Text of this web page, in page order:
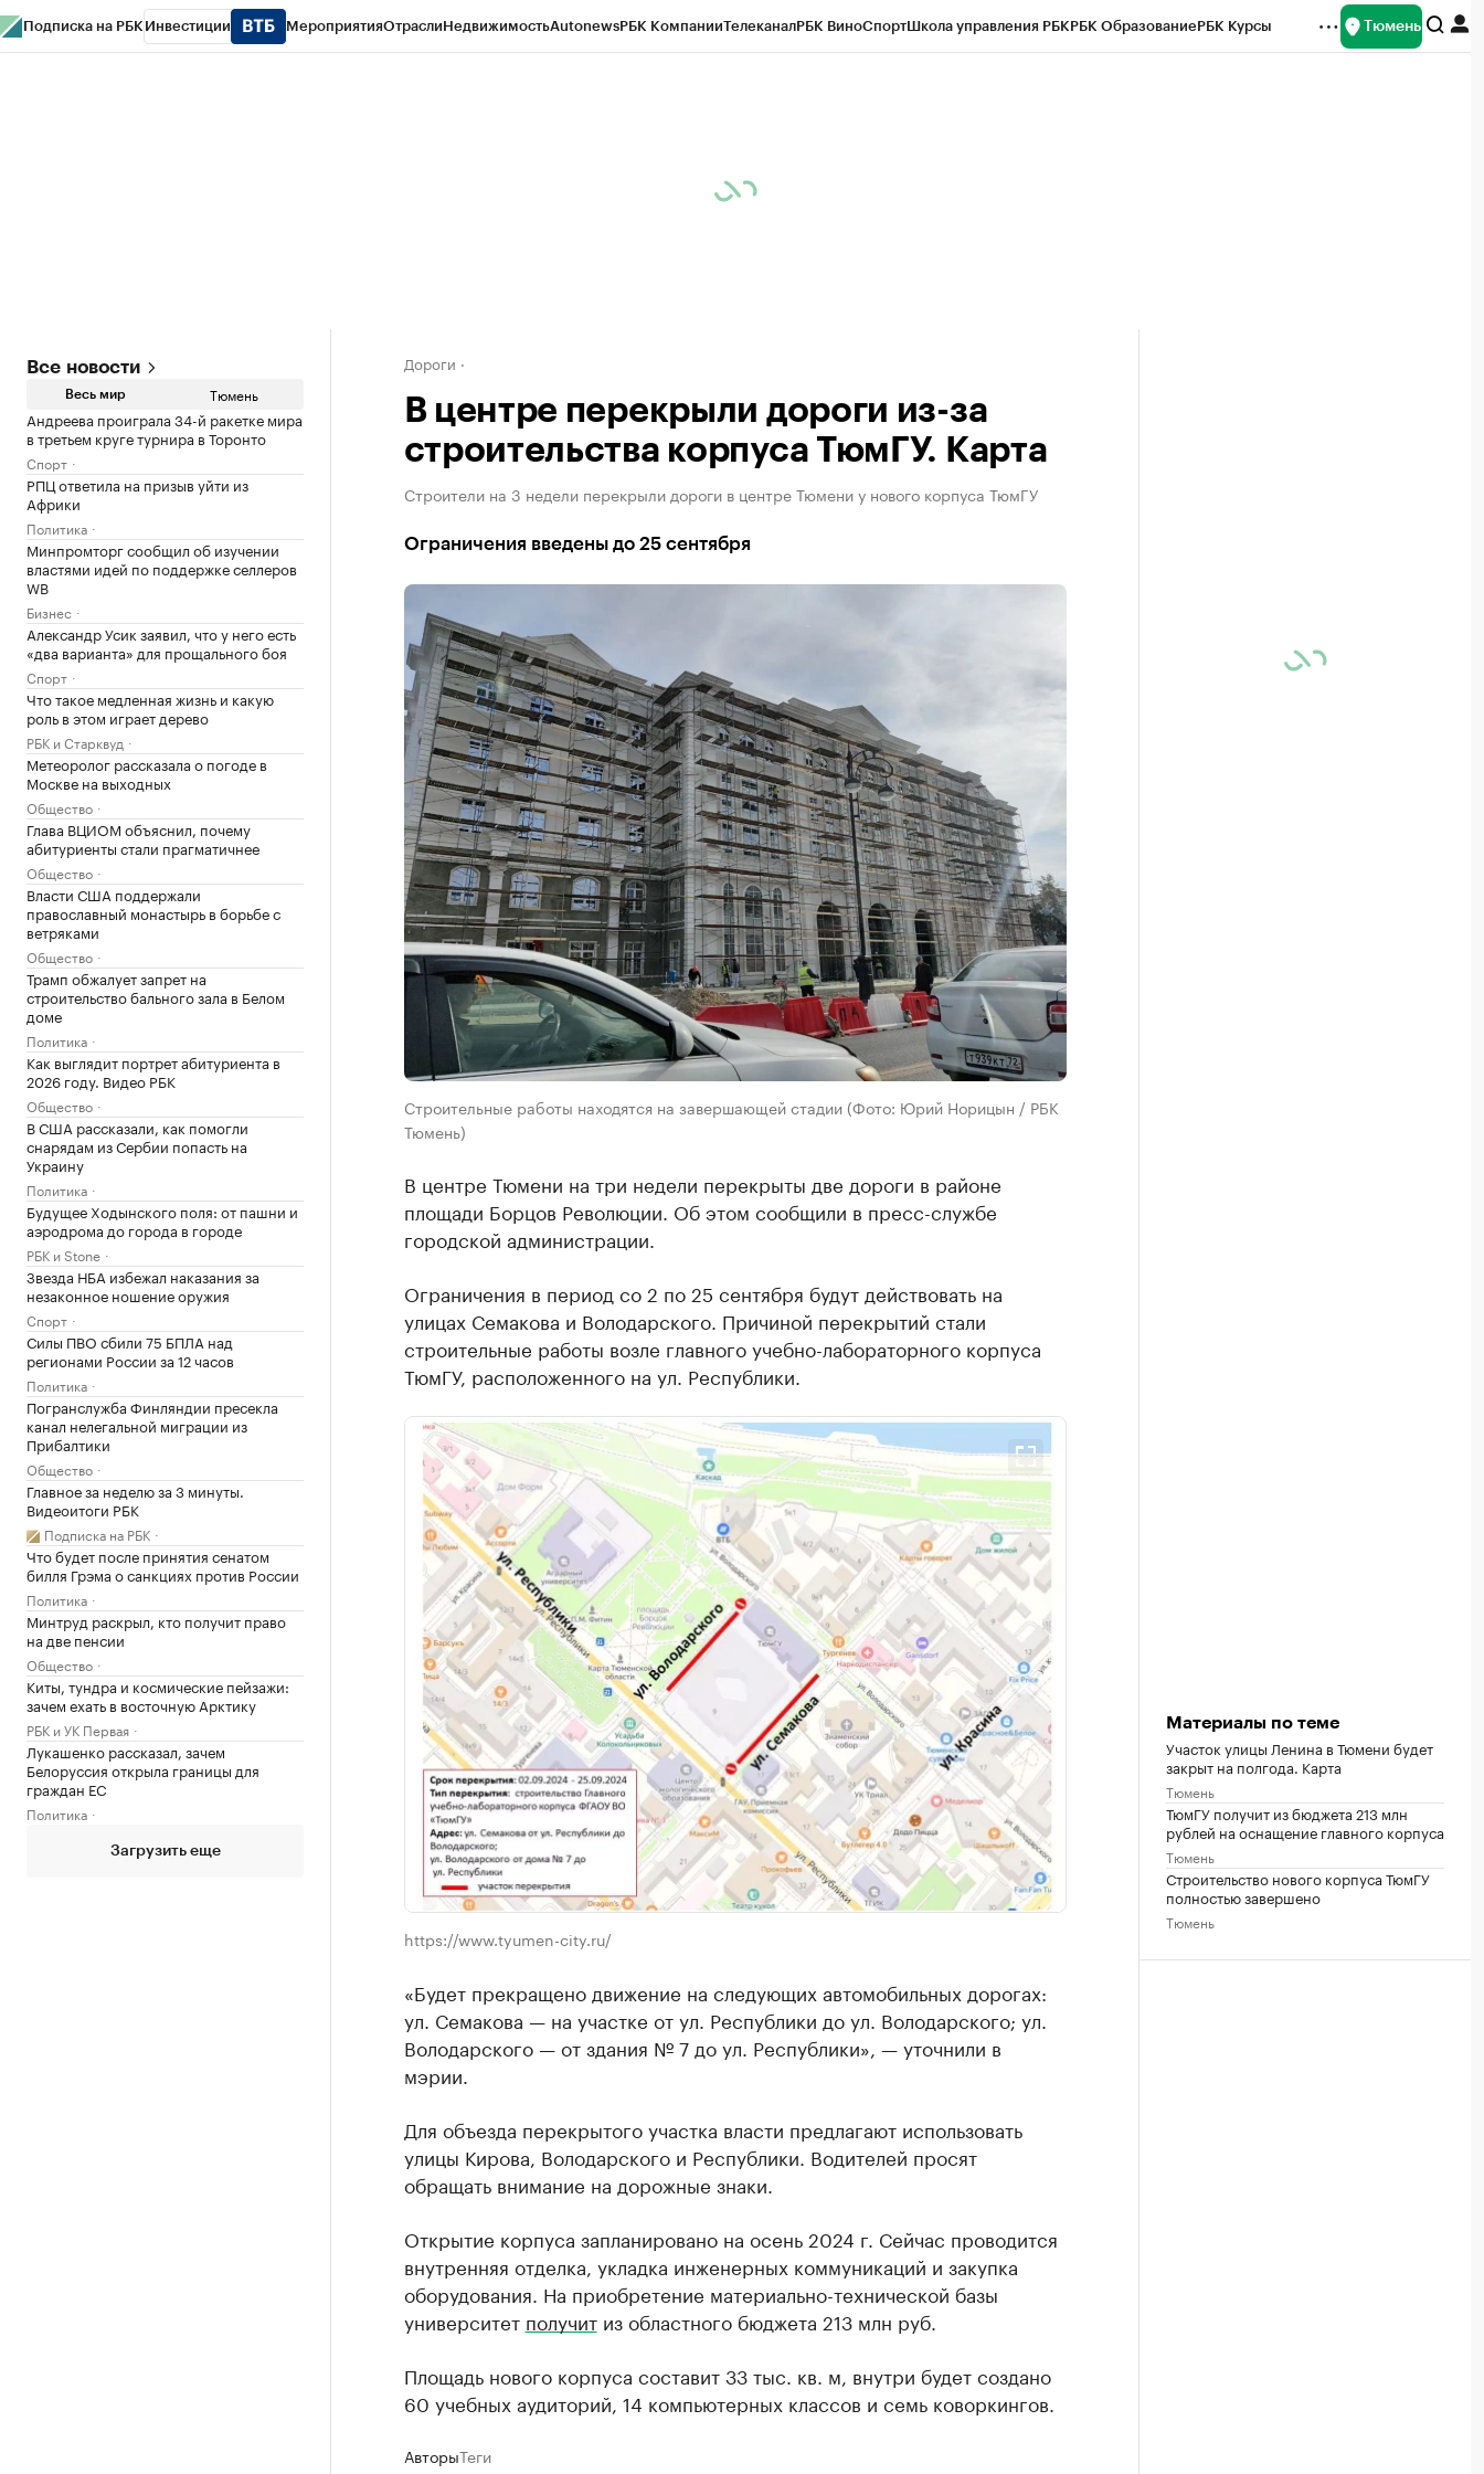
Подписка на РБК Инвестиции МероприятияОтраслиНедвижимостьAutonewsРБК КомпанииТелеканалРБК ВиноСпортШкола управления РБКРБК ОбразованиеРБК Курсы Тюмень
Все новости
Весь мир Тюмень
Андреева проиграла 34-й ракетке мира
в третьем круге турнира в Торонто
Спорт
РПЦ ответила на призыв уйти из
Африки
Политика
Минпромторг сообщил об изучении
властями идей по поддержке селлеров
WB
Бизнес
Александр Усик заявил, что у него есть
«два варианта» для прощального боя
Спорт
Что такое медленная жизнь и какую
роль в этом играет дерево
РБК и Старквуд
Метеоролог рассказала о погоде в
Москве на выходных
Общество
Глава ВЦИОМ объяснил, почему
абитуриенты стали прагматичнее
Общество
Власти США поддержали
православный монастырь в борьбе с
ветряками
Общество
Трамп обжалует запрет на
строительство бального зала в Белом
доме
Политика
Как выглядит портрет абитуриента в
2026 году. Видео РБК
Общество
В США рассказали, как помогли
снарядам из Сербии попасть на
Украину
Политика
Будущее Ходынского поля: от пашни и
аэродрома до города в городе
РБК и Stone
Звезда НБА избежал наказания за
незаконное ношение оружия
Спорт
Силы ПВО сбили 75 БПЛА над
регионами России за 12 часов
Политика
Погранслужба Финляндии пресекла
канал нелегальной миграции из
Прибалтики
Общество
Главное за неделю за 3 минуты.
Видеоитоги РБК
Подписка на РБК
Что будет после принятия сенатом
билля Грэма о санкциях против России
Политика
Минтруд раскрыл, кто получит право
на две пенсии
Общество
Киты, тундра и космические пейзажи:
зачем ехать в восточную Арктику
РБК и УК Первая
Лукашенко рассказал, зачем
Белоруссия открыла границы для
граждан ЕС
Политика
Загрузить еще
Дороги
В центре перекрыли дороги из-за
строительства корпуса ТюмГУ. Карта
Строители на 3 недели перекрыли дороги в центре Тюмени у нового корпуса ТюмГУ
Ограничения введены до 25 сентября
Строительные работы находятся на завершающей стадии (Фото: Юрий Норицын / РБК
Тюмень)
В центре Тюмени на три недели перекрыты две дороги в районе
площади Борцов Революции. Об этом сообщили в пресс-службе
городской администрации.
Ограничения в период со 2 по 25 сентября будут действовать на
улицах Семакова и Володарского. Причиной перекрытий стали
строительные работы возле главного учебно-лабораторного корпуса
ТюмГУ, расположенного на ул. Республики.
https://www.tyumen-city.ru/
«Будет прекращено движение на следующих автомобильных дорогах:
ул. Семакова — на участке от ул. Республики до ул. Володарского; ул.
Володарского — от здания № 7 до ул. Республики», — уточнили в
мэрии.
Для объезда перекрытого участка власти предлагают использовать
улицы Кирова, Володарского и Республики. Водителей просят
обращать внимание на дорожные знаки.
Открытие корпуса запланировано на осень 2024 г. Сейчас проводится
внутренняя отделка, укладка инженерных коммуникаций и закупка
оборудования. На приобретение материально-технической базы
университет получитиз областного бюджета 213 млн руб.
Площадь нового корпуса составит 33 тыс. кв. м, внутри будет создано
60 учебных аудиторий, 14 компьютерных классов и семь коворкингов.
АвторыТеги
Материалы по теме
Участок улицы Ленина в Тюмени будет
закрыт на полгода. Карта
Тюмень
ТюмГУ получит из бюджета 213 млн
рублей на оснащение главного корпуса
Тюмень
Строительство нового корпуса ТюмГУ
полностью завершено
Тюмень